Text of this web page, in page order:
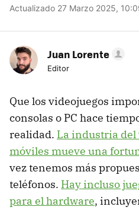
Actualizado 27 Marzo 2025,
Juan Lorente
Editor
Que los videojuegos
consolas o PC hace
realidad. La industria del
móviles mueve una
vez tenemos más
teléfonos. Hay incluso
para el hardware,